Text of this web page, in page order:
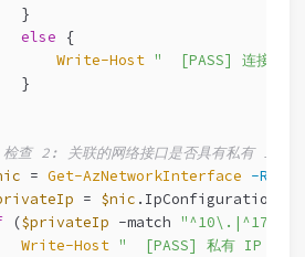
}
else {
Write-Host "  [PASS] 连接状
}
查 2: 关联的网络接口是否具有私有 IP
= Get-AzNetworkInterface -
= $nic .IpConfigurations[
($privateIp -match
Write-Host "  [PASS] 私有 IP 地